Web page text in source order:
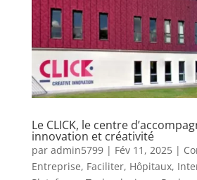
Le CLICK, le centre
innovation et créativité
par admin5799| Fév 11, 2025|
Entreprise, Faciliter, Hôpitaux,